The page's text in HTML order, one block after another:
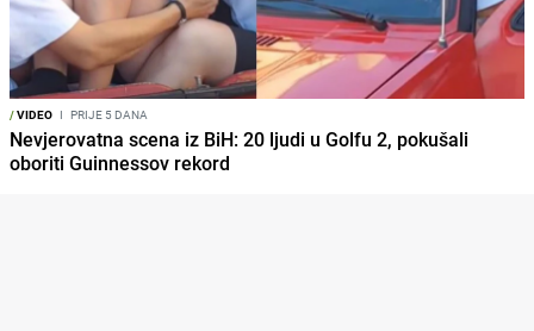
/VIDEO I PRIJE 5 DANA
Nevjerovatna scena iz BiH: 20 ljudi u Golfu 2, pokušali
oboriti Guinnessov rekord